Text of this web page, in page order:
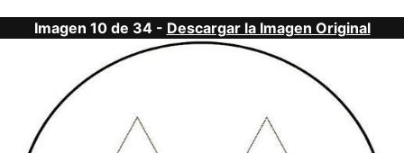
Imagen 10 de 34 - Descargar la Imagen Original